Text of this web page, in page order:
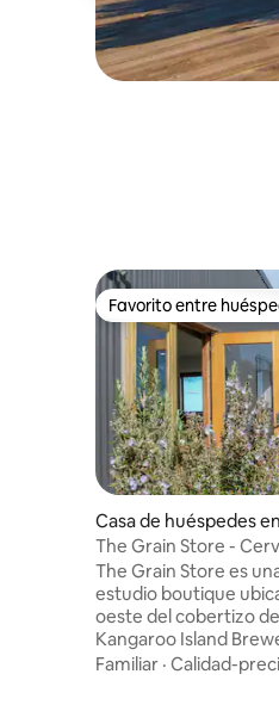
Favorito entre
Favorito entre
Casa de huéspedes
cote
The Grain Store -
en Kangaroo Island
The Grain Store es
estudio boutique
oeste del cobertizo
Kangaroo Island Brewery. Un
un dormitorio con una
Familiar · Calidad-